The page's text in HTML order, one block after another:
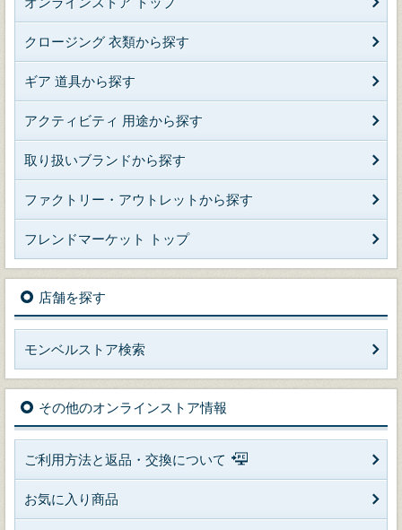
クロージング 衣類から探す
ギア 道具から探す
アクティビティ 用途から探す
取り扱いブランドから探す
ファクトリー・アウトレットから探す
フレンドマーケット トップ
店舗を探す
モンベルストア検索
その他のオンラインストア情報
ご利用方法と返品・交換について
お気に入り商品